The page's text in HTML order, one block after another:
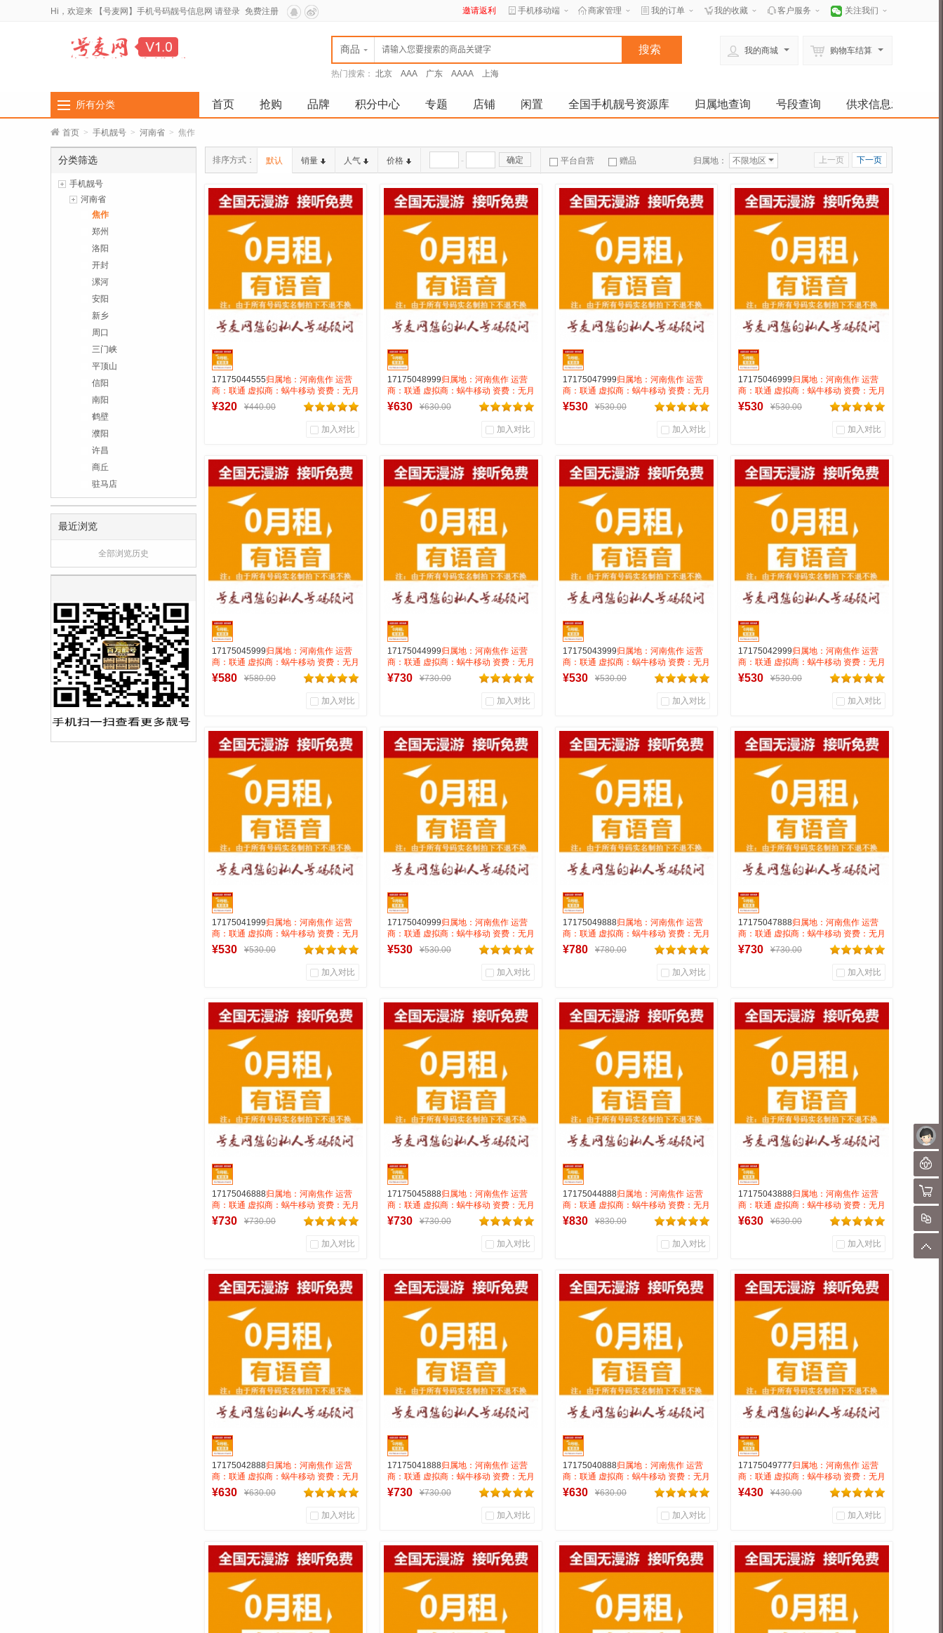
未
聊
购物
对
顶
Hi，欢迎来 【号麦网】手机号码靓号信息网 请登录 免费注册 邀请返利 手机移动端 商家管理 我的订单 我的收藏 客户服务 关注我们
商品
热门搜索： 北京 AAA 广东 AAAA 上海
我的商城 购物车结算
所有分类 首页 抢购 品牌 积分中心 专题 店铺 闲置 全国手机靓号资源库 归属地查询 号段查询 供求信息发布
首页 > 手机靓号 > 河南省 > 焦作
分类筛选
手机靓号
河南省
焦作
郑州
洛阳
开封
漯河
安阳
新乡
周口
三门峡
平顶山
信阳
南阳
鹤壁
濮阳
许昌
商丘
驻马店
最近浏览
全部浏览历史
上一页 下一页
排序方式： 默认 销量 人气 价格 - 确定 平台自营 赠品 归属地： 不限地区
17175044555归属地：河南焦作 运营
商：联通 虚拟商：蜗牛移动 资费：无月
租全国无漫游长途市0.15 号码属性：
AAA靓号
¥320 ¥440.00
加入对比
商品销量
用户评论
到货通知
17175048999归属地：河南焦作 运营
商：联通 虚拟商：蜗牛移动 资费：无月
租全国无漫游长途市0.15 号码属性：
AAA靓号
¥630 ¥630.00
加入对比
商品销量
用户评论
到货通知
17175047999归属地：河南焦作 运营
商：联通 虚拟商：蜗牛移动 资费：无月
租全国无漫游长途市0.15 号码属性：
AAA靓号
¥530 ¥530.00
加入对比
商品销量
用户评论
到货通知
17175046999归属地：河南焦作 运营
商：联通 虚拟商：蜗牛移动 资费：无月
租全国无漫游长途市0.15 号码属性：
AAA靓号
¥530 ¥530.00
加入对比
商品销量
用户评论
到货通知
17175045999归属地：河南焦作 运营
商：联通 虚拟商：蜗牛移动 资费：无月
租全国无漫游长途市0.15 号码属性：
AAA靓号
¥580 ¥580.00
加入对比
商品销量
用户评论
到货通知
17175044999归属地：河南焦作 运营
商：联通 虚拟商：蜗牛移动 资费：无月
租全国无漫游长途市0.15 号码属性：
AAA靓号
¥730 ¥730.00
加入对比
商品销量
用户评论
到货通知
17175043999归属地：河南焦作 运营
商：联通 虚拟商：蜗牛移动 资费：无月
租全国无漫游长途市0.15 号码属性：
AAA靓号
¥530 ¥530.00
加入对比
商品销量
用户评论
到货通知
17175042999归属地：河南焦作 运营
商：联通 虚拟商：蜗牛移动 资费：无月
租全国无漫游长途市0.15 号码属性：
AAA靓号
¥530 ¥530.00
加入对比
商品销量
用户评论
到货通知
17175041999归属地：河南焦作 运营
商：联通 虚拟商：蜗牛移动 资费：无月
租全国无漫游长途市0.15 号码属性：
AAA靓号
¥530 ¥530.00
加入对比
商品销量
用户评论
到货通知
17175040999归属地：河南焦作 运营
商：联通 虚拟商：蜗牛移动 资费：无月
租全国无漫游长途市0.15 号码属性：
AAA靓号
¥530 ¥530.00
加入对比
商品销量
用户评论
到货通知
17175049888归属地：河南焦作 运营
商：联通 虚拟商：蜗牛移动 资费：无月
租全国无漫游长途市0.15 号码属性：
AAA靓号
¥780 ¥780.00
加入对比
商品销量
用户评论
到货通知
17175047888归属地：河南焦作 运营
商：联通 虚拟商：蜗牛移动 资费：无月
租全国无漫游长途市0.15 号码属性：
AAA靓号
¥730 ¥730.00
加入对比
商品销量
用户评论
到货通知
17175046888归属地：河南焦作 运营
商：联通 虚拟商：蜗牛移动 资费：无月
租全国无漫游长途市0.15 号码属性：
AAA靓号
¥730 ¥730.00
加入对比
商品销量
用户评论
到货通知
17175045888归属地：河南焦作 运营
商：联通 虚拟商：蜗牛移动 资费：无月
租全国无漫游长途市0.15 号码属性：
AAA靓号
¥730 ¥730.00
加入对比
商品销量
用户评论
到货通知
17175044888归属地：河南焦作 运营
商：联通 虚拟商：蜗牛移动 资费：无月
租全国无漫游长途市0.15 号码属性：
AAA靓号
¥830 ¥830.00
加入对比
商品销量
用户评论
到货通知
17175043888归属地：河南焦作 运营
商：联通 虚拟商：蜗牛移动 资费：无月
租全国无漫游长途市0.15 号码属性：
AAA靓号
¥630 ¥630.00
加入对比
商品销量
用户评论
到货通知
17175042888归属地：河南焦作 运营
商：联通 虚拟商：蜗牛移动 资费：无月
租全国无漫游长途市0.15 号码属性：
AAA靓号
¥630 ¥630.00
加入对比
商品销量
用户评论
到货通知
17175041888归属地：河南焦作 运营
商：联通 虚拟商：蜗牛移动 资费：无月
租全国无漫游长途市0.15 号码属性：
AAA靓号
¥730 ¥730.00
加入对比
商品销量
用户评论
到货通知
17175040888归属地：河南焦作 运营
商：联通 虚拟商：蜗牛移动 资费：无月
租全国无漫游长途市0.15 号码属性：
AAA靓号
¥630 ¥630.00
加入对比
商品销量
用户评论
到货通知
17175049777归属地：河南焦作 运营
商：联通 虚拟商：蜗牛移动 资费：无月
租全国无漫游长途市0.15 号码属性：
AAA靓号
¥430 ¥430.00
加入对比
商品销量
用户评论
到货通知